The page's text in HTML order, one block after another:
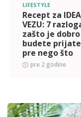
LIFESTYLE
Recept za
VEZU: 7
zašto je
budete
pre nego što
započnete
vezu
pre 2 godine